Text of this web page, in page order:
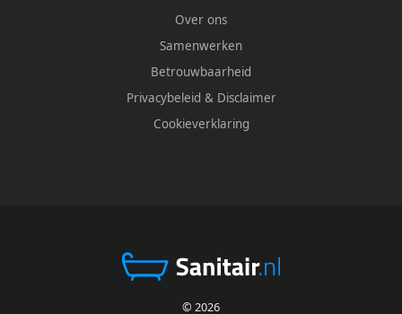
Over ons
Samenwerken
Betrouwbaarheid
Privacybeleid & Disclaimer
Cookieverklaring
© 2026